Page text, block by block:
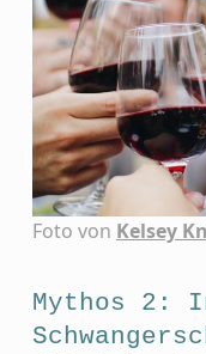
Foto von Kelsey
Mythos 2: